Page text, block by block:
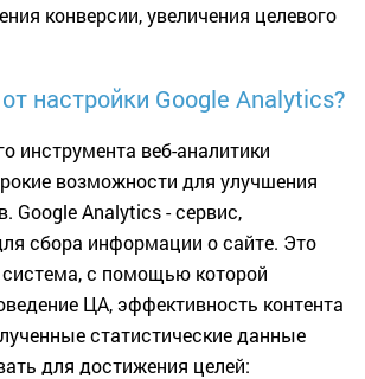
конверсии, увеличения целевого
настройки Google Analytics?
инструмента веб-аналитики
возможности для улучшения
Google Analytics - сервис,
сбора информации о сайте. Это
с помощью которой
ЦА, эффективность контента
статистические данные
для достижения целей: